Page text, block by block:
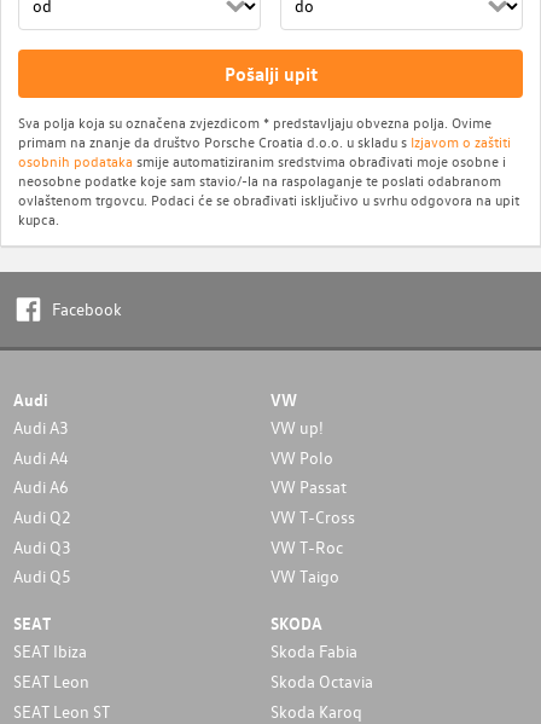
Pošalji upit
Sva polja koja su označena zvjezdicom * predstavljaju obvezna polja. Ovime
primam na znanje da društvo Porsche Croatia d.o.o. u skladu s Izjavom o zaštiti
osobnih podataka smije automatiziranim sredstvima obrađivati moje osobne i
neosobne podatke koje sam stavio/-la na raspolaganje te poslati odabranom
ovlaštenom trgovcu. Podaci će se obrađivati isključivo u svrhu odgovora na upit
kupca.
Facebook
Audi
Audi A3
Audi A4
Audi A6
Audi Q2
Audi Q3
Audi Q5
VW
VW up!
VW Polo
VW Passat
VW T-Cross
VW T-Roc
VW Taigo
SEAT
SEAT Ibiza
SEAT Leon
SEAT Leon ST
SKODA
Skoda Fabia
Skoda Octavia
Skoda Karoq